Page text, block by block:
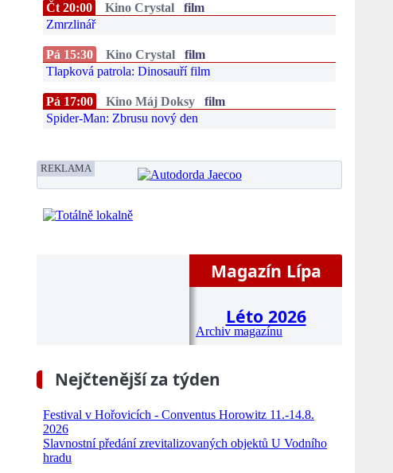
Čt 20:00 Kino Crystal
film
Zmrzlinář
Pá 15:30 Kino Crystal
film
Tlapková patrola: Dinosauří film
Pá 17:00 Kino Máj Doksy
film
Spider-Man: Zbrusu nový den
REKLAMA
Magazín Lípa
Léto 2026
Archiv magazínu
Nejčtenější za týden
Festival v Hořovicích - Conventus Horowitz 11.-14.8.
2026
Slavnostní předání zrevitalizovaných objektů U Vodního
hradu